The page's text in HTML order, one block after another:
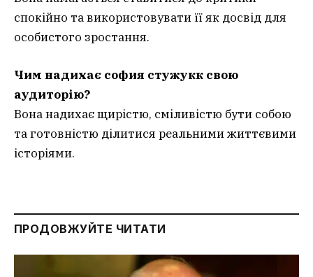
спокійно та використовувати її як досвід для
особистого зростання.
Чим надихає софия стужукк свою
аудиторію?
Вона надихає щирістю, сміливістю бути собою
та готовністю ділитися реальними життєвими
історіями.
ПРОДОВЖУЙТЕ ЧИТАТИ